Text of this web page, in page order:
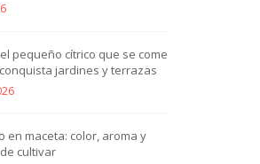
pequeño cítrico que se come
jardines y terrazas
en maceta: color, aroma y
cultivar